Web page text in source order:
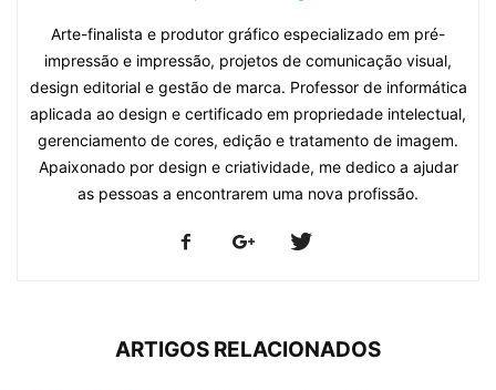
Arte-finalista e produtor gráfico especializado em pré-
impressão e impressão, projetos de comunicação visual,
design editorial e gestão de marca. Professor de informática
aplicada ao design e certificado em propriedade intelectual,
gerenciamento de cores, edição e tratamento de imagem.
Apaixonado por design e criatividade, me dedico a ajudar
as pessoas a encontrarem uma nova profissão.
ARTIGOS RELACIONADOS